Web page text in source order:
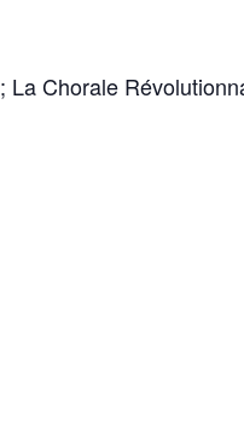
La Chorale